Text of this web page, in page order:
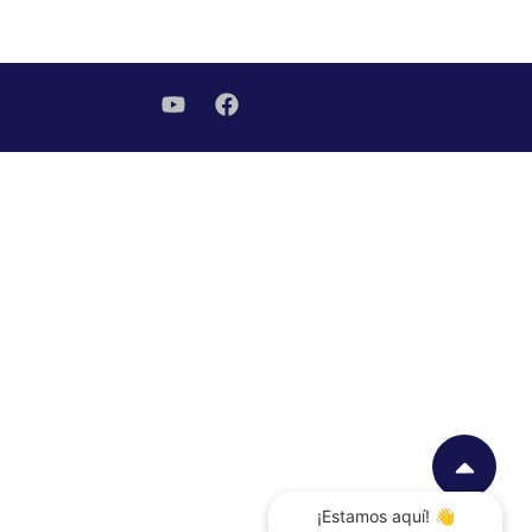
¡Estamos aquí! 👋